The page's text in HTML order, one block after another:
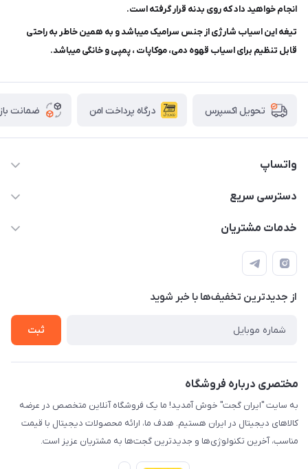
انجام خواهید داد که روی بدنه قرار گرفته است.
تیغه این اسیاب شارژی از جنس سرامیک میباشد و به همین خاطر به راحتی
قابل تنظیم برای اسیاب قهوه دمی، موکاپات ، پمپی و خانگی میباشد.
تحویل اکسپرس درگاه پرداخت امن ضمانت
واتساپ
09933276933 واتس اپ و اینستاگرام - فقط
دسترسی سریع
حساب کاربری
لیست محصولات
درباره ما
خدمات مشتریان
قوانین و مقررات
حریم خصوصی
راهنما
از جدید‌ترین تخفیف‌ها با‌ خبر شوید
ثبت
مختصری درباره فروشگاه
به سایت "ایران گجت" خوش آمدید! ما یک فروشگاه آنلاین متخصص در عرضه
کالاهای دیجیتال در ایران هستیم. هدف ما، ارائه محصولات دیجیتال با قیمت
مناسب، آخرین تکنولوژی‌ها و جدیدترین گجت‌ها به مشتریان عزیز است.